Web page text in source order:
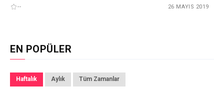
-- 26 MAYIS 2019
EN POPÜLER
Haftalık Aylık Tüm Zamanlar